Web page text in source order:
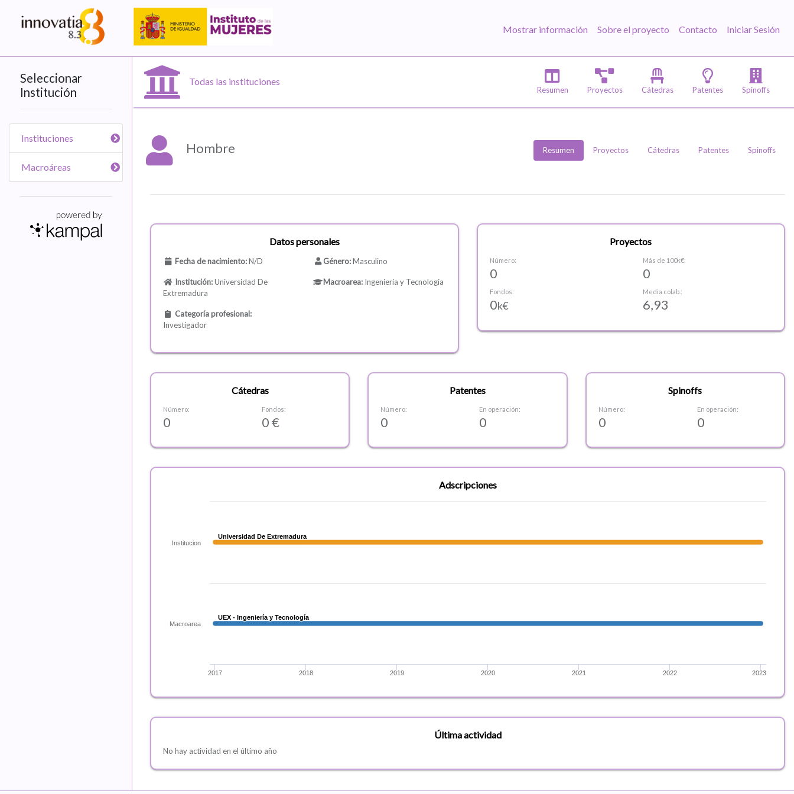
Mostrar información Sobre el proyecto Contacto Iniciar Sesión
Seleccionar
Institución
Instituciones
Macroáreas
Todas las instituciones
Resumen Proyectos Cátedras Patentes Spinoffs
Hombre Resumen Proyectos Cátedras Patentes Spinoffs
Datos personales
Fecha de nacimiento:N/D Género:Masculino
Institución:Universidad De
Extremadura
Macroarea: Ingeniería y Tecnología
Categoría profesional:
Investigador
Proyectos
Número:
0
Más de 100k€:
0
Fondos:
0k€
Media colab.:
6,93
Cátedras
Número:
0
Fondos:
0 €
Patentes
Número:
0
En operación:
0
Spinoffs
Número:
0
En operación:
0
Adscripciones
UEX - Ingeniería y Tecnología
UEX - Ingeniería y Tecnología
Universidad De Extremadura
Universidad De Extremadura
2017 2018 2019 2020 2021 2022 2023
Macroarea
Institucion
Última actividad
No hay actividad en el último año